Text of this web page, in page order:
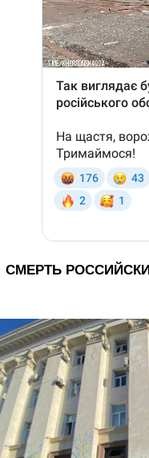
СМЕРТЬ